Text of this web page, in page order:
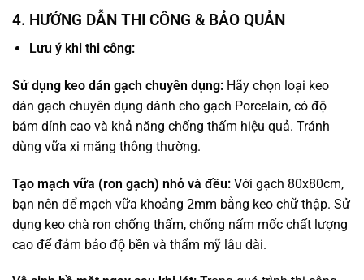
4. HƯỚNG DẪN THI CÔNG & BẢO QUẢN
Lưu ý khi thi công:
Sử dụng keo dán gạch chuyên dụng: Hãy chọn loại keo
dán gạch chuyên dụng dành cho gạch Porcelain, có độ
bám dính cao và khả năng chống thấm hiệu quả. Tránh
dùng vữa xi măng thông thường.
Tạo mạch vữa (ron gạch) nhỏ và đều: Với gạch 80x80cm,
bạn nên để mạch vữa khoảng 2mm bằng keo chữ thập. Sử
dụng keo chà ron chống thấm, chống nấm mốc chất lượng
cao để đảm bảo độ bền và thẩm mỹ lâu dài.